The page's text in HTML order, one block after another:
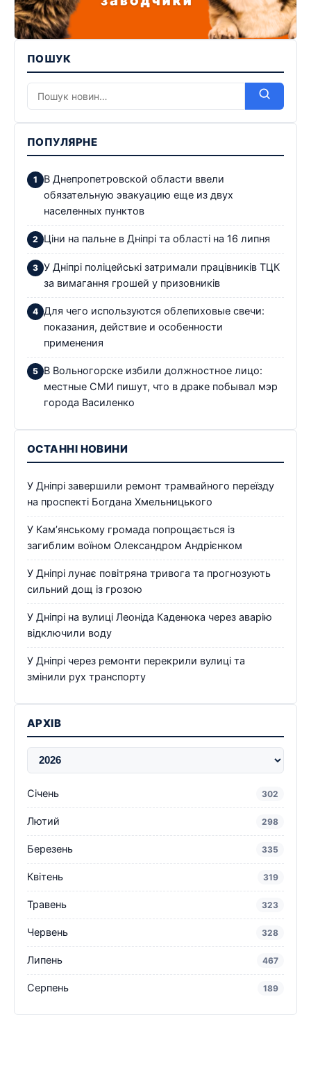
ПОШУК
ПОПУЛЯРНЕ
В Днепропетровской области ввели
обязательную эвакуацию еще из двух
населенных пунктов
Ціни на пальне в Дніпрі та області на 16 липня
У Дніпрі поліцейські затримали працівників ТЦК
за вимагання грошей у призовників
Для чего используются облепиховые свечи:
показания, действие и особенности
применения
В Вольногорске избили должностное лицо:
местные СМИ пишут, что в драке побывал мэр
города Василенко
ОСТАННІ НОВИНИ
У Дніпрі завершили ремонт трамвайного переїзду
на проспекті Богдана Хмельницького
У Кам’янському громада попрощається із
загиблим воїном Олександром Андрієнком
У Дніпрі лунає повітряна тривога та прогнозують
сильний дощ із грозою
У Дніпрі на вулиці Леоніда Каденюка через аварію
відключили воду
У Дніпрі через ремонти перекрили вулиці та
змінили рух транспорту
АРХІВ
Січень 302
Лютий 298
Березень 335
Квітень 319
Травень 323
Червень 328
Липень 467
Серпень 189